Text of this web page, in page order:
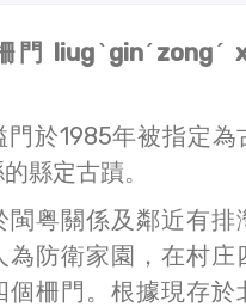
門 liugˋginˊzongˊ
於1985年被指定為
縣定古蹟。
粤關係及鄰近有排
為防衛家園，在村庄
個柵門。根據現存於